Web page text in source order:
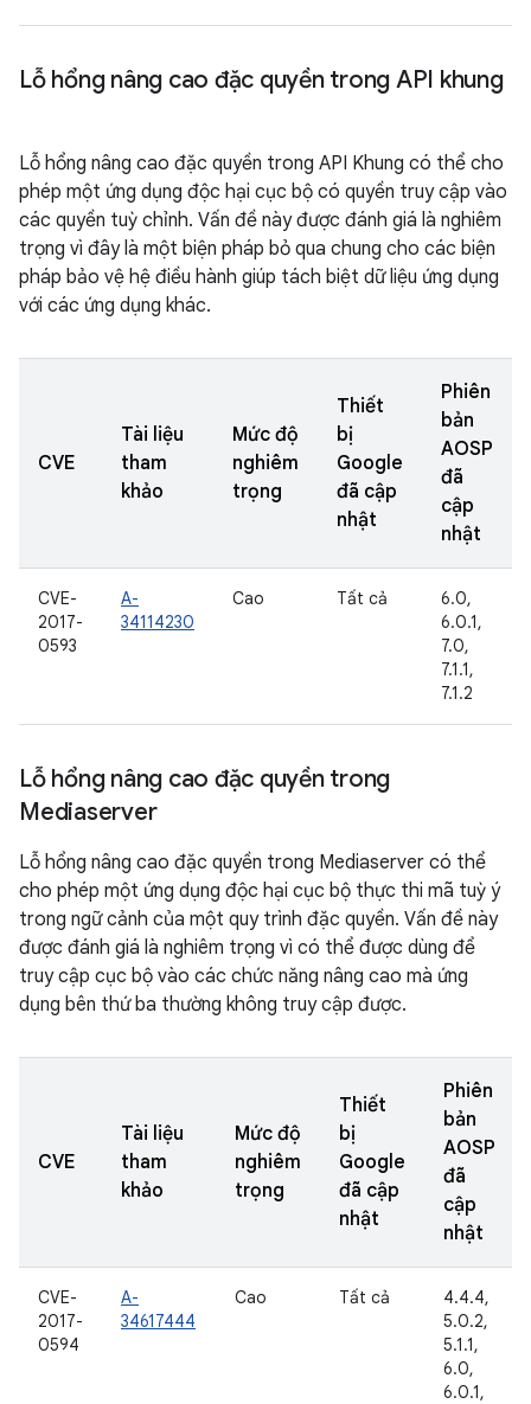
Lỗ hổng nâng cao đặc quyền trong API khung
Lỗ hổng nâng cao đặc quyền trong API Khung có thể cho
phép một ứng dụng độc hại cục bộ có quyền truy cập vào
các quyền tuỳ chỉnh. Vấn đề này được đánh giá là nghiêm
trọng vì đây là một biện pháp bỏ qua chung cho các biện
pháp bảo vệ hệ điều hành giúp tách biệt dữ liệu ứng dụng
với các ứng dụng khác.
CVE
Tài liệu
tham
khảo
Mức độ
nghiêm
trọng
Thiết
bị
Google
đã cập
nhật
Phiên
bản
AOSP
đã
cập
nhật
CVE-
2017-
0593
A-
34114230
Cao Tất cả
6.0,
6.0.1,
7.0,
7.1.1,
7.1.2
Lỗ hổng nâng cao đặc quyền trong
Mediaserver
Lỗ hổng nâng cao đặc quyền trong Mediaserver có thể
cho phép một ứng dụng độc hại cục bộ thực thi mã tuỳ ý
trong ngữ cảnh của một quy trình đặc quyền. Vấn đề này
được đánh giá là nghiêm trọng vì có thể được dùng để
truy cập cục bộ vào các chức năng nâng cao mà ứng
dụng bên thứ ba thường không truy cập được.
CVE
Tài liệu
tham
khảo
Mức độ
nghiêm
trọng
Thiết
bị
Google
đã cập
nhật
Phiên
bản
AOSP
đã
cập
nhật
CVE-
2017-
0594
A-
34617444
Cao Tất cả
4.4.4,
5.0.2,
5.1.1,
6.0,
6.0.1,